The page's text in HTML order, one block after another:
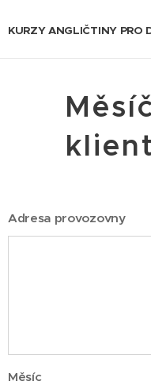
KURZY ANGLIČTINY PRO
Adresa provozovny
Měsíc